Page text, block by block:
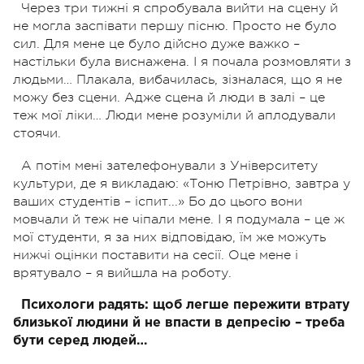
Через три тижні я спробувала вийти на сцену й
не могла заспівати першу пісню. Просто не було
сил. Для мене це було дійсно дуже важко –
настільки була виснажена. І я почала розмовляти з
людьми… Плакала, вибачилась, зізналася, що я не
можу без сцени. Адже сцена й люди в залі – це
теж мої ліки… Люди мене розуміли й аплодували
стоячи.
А потім мені зателефонували з Університету
культури, де я викладаю: «Тоню Петрівно, завтра у
ваших студентів – іспит...» Бо до цього вони
мовчали й теж не чіпали мене. І я подумала – це ж
мої студенти, я за них відповідаю, їм же можуть
нижчі оцінки поставити на сесії. Оце мене і
врятувало – я вийшла на роботу.
Психологи радять: щоб легше пережити втрату
близької людини й не впасти в депресію – треба
бути серед людей…